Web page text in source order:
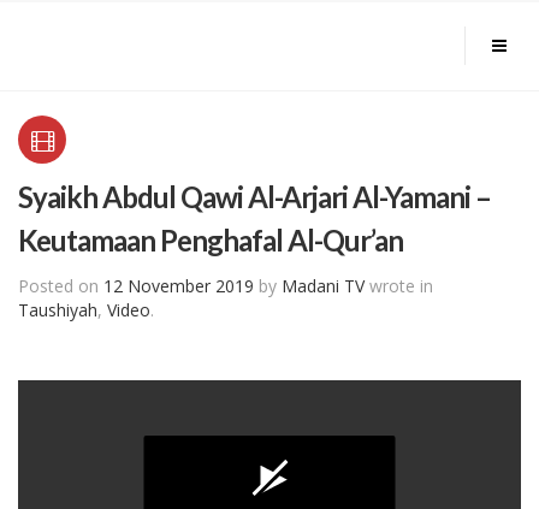
Syaikh Abdul Qawi Al-Arjari Al-Yamani –
Keutamaan Penghafal Al-Qur’an
Posted on 12 November 2019 by Madani TVwrote in
Taushiyah, Video.